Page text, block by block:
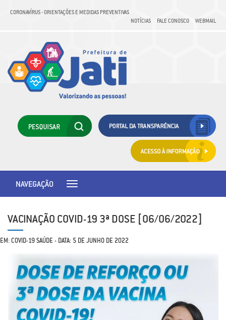
CORONAVÍRUS - ORIENTAÇÕES E MEDIDAS PREVENTIVAS
NOTÍCIAS
FALE CONOSCO WEBMAIL
Toggle
NAVEGAÇÃO
VACINAÇÃO COVID-19 3ª DOSE [06/06/2022]
EM: COVID-19 SAÚDE - DATA: 5 DE JUNHO DE 2022